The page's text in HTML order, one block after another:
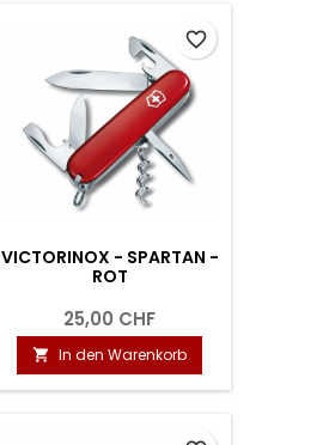
VICTORINOX - SPARTAN -
ROT
25,00 CHF
 In den Warenkorb
favorite_border